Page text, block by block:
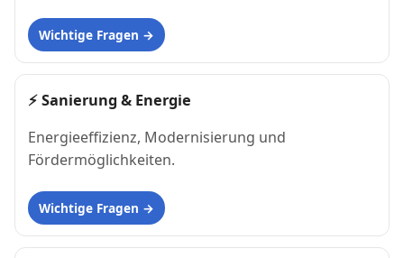
Wichtige Fragen
⚡Sanierung & Energie
Energieeffizienz, Modernisierung und
Fördermöglichkeiten.
Wichtige Fragen